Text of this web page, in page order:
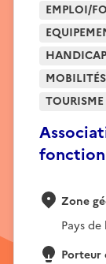
EMPLOI/
HANDICAP
MOBILITÉS
TOURISME
Zone
Pays
Porteur